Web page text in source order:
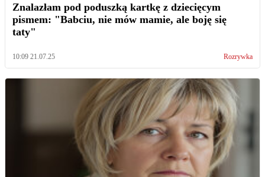
Znalazłam pod poduszką kartkę z dziecięcym
pismem: "Babciu, nie mów mamie, ale boję się
taty"
10:09 21.07.25 Rozrywka